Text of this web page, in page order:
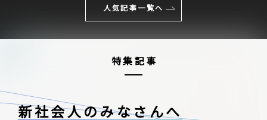
人気記事一覧へ
特集記事
新社会人のみなさんへ